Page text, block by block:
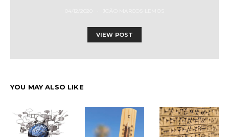
VIEW POST
YOU MAY ALSO LIKE